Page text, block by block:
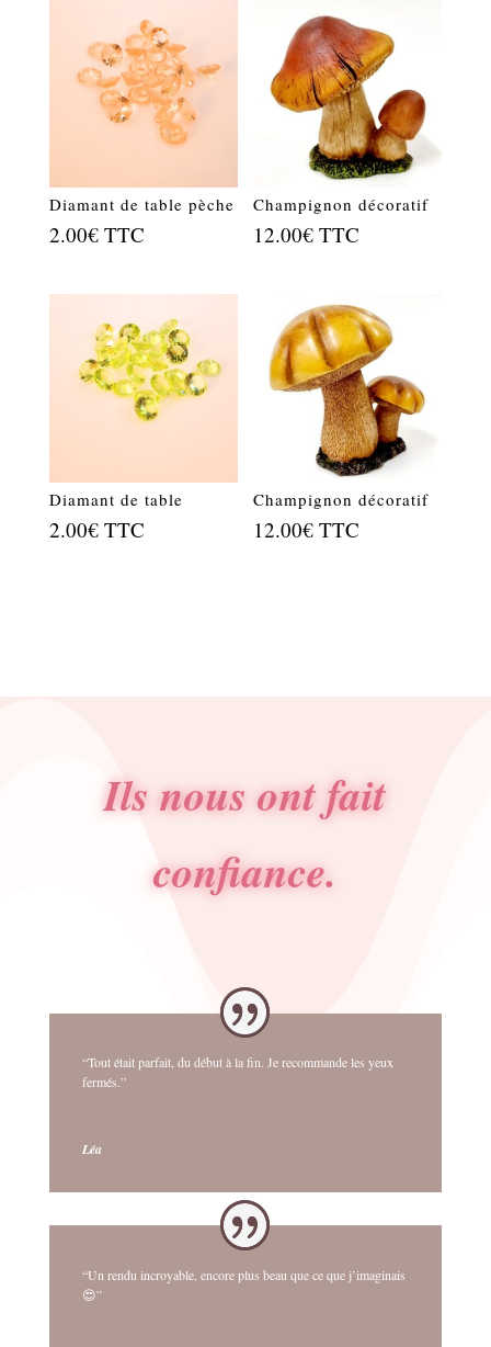
Diamant de table pèche
2.00€ TTC
Champignon décoratif
12.00€ TTC
Diamant de table
2.00€ TTC
Champignon décoratif
12.00€ TTC
Ils nous ont fait
confiance.
“Tout était parfait, du début à la fin. Je recommande les yeux
fermés.”
Léa
“Un rendu incroyable, encore plus beau que ce que j’imaginais
😍”